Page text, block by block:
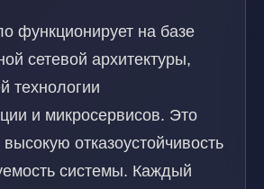
функционирует на базе
сетевой архитектуры,
технологии
и микросервисов. Это
отказоустойчивость
системы. Каждый